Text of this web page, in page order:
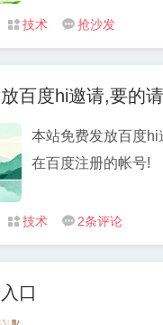
看什么叫Robot，互
搜索引擎检索的时
上的网页并获取网页信息。
站长都可以在网站中
 技术  抢沙发
百度hi邀请,要的
本站免费发放百度
在百度注册的帐号!
 技术  2条评论
口